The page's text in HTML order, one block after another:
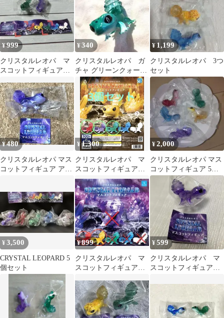
¥999
クリスタルレオパ マ
スコットフィギュア
クォーツ2個セット
¥340
クリスタルレオパ ガ
チャ グリーンクォーツ
ガシャポン カプセルト
イ 緑
¥1,199
クリスタルレオパ 3つ
セット
¥480
クリスタルレオパ マス
コットフィギュア アメ
¥1,300
クリスタルレオパ マ
スコットフィギュア
グリーン アメジス
ト レッド 3個セット
¥2,000
クリスタルレオパ マス
コットフィギュア 5種
セット（オパール以
¥3,500
CRYSTAL LEOPARD 5
個セット
¥899
クリスタルレオパ マ
スコットフィギュア 2
¥599
クリスタルレオパ マ
スコットフィギュア